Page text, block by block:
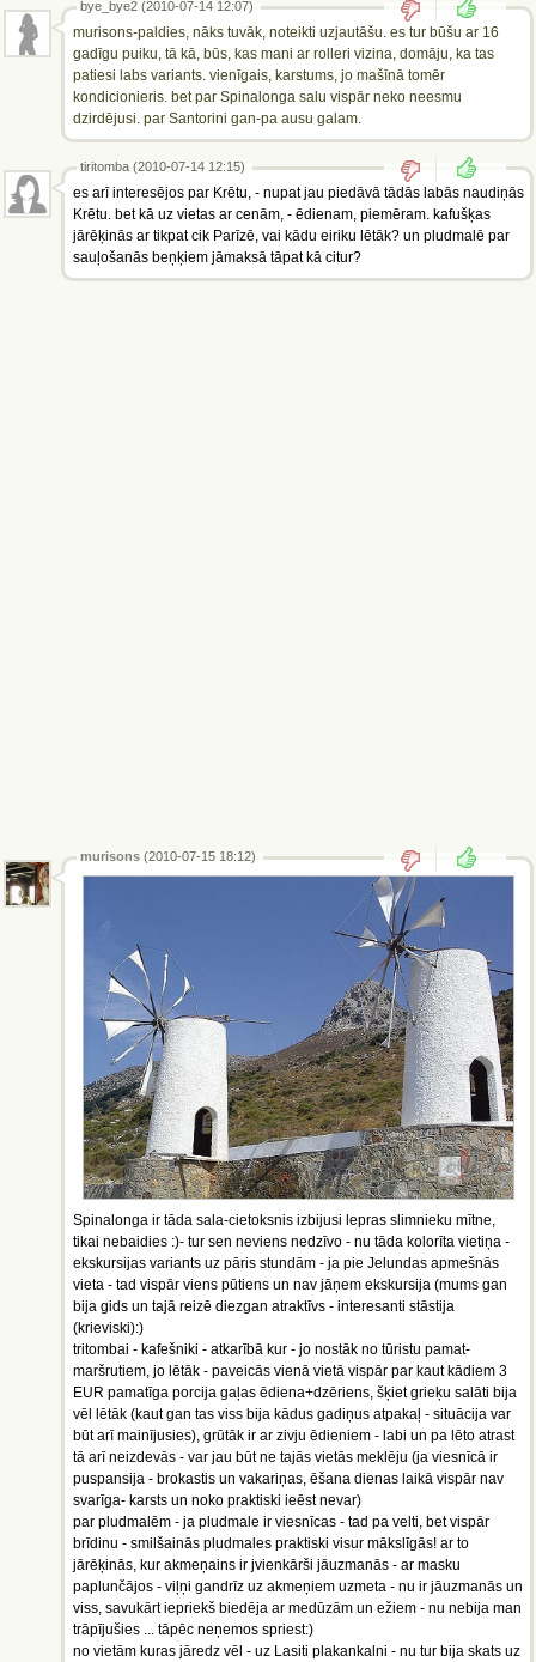
bye_bye2 (2010-07-14 12:07)
murisons-paldies, nāks tuvāk, noteikti uzjautāšu. es tur būšu ar 16
gadīgu puiku, tā kā, būs, kas mani ar rolleri vizina, domāju, ka tas
patiesi labs variants. vienīgais, karstums, jo mašīnā tomēr
kondicionieris. bet par Spinalonga salu vispār neko neesmu
dzirdējusi. par Santorini gan-pa ausu galam.
tiritomba (2010-07-14 12:15)
es arī interesējos par Krētu, - nupat jau piedāvā tādās labās naudiņās
Krētu. bet kā uz vietas ar cenām, - ēdienam, piemēram. kafušķas
jārēķinās ar tikpat cik Parīzē, vai kādu eiriku lētāk? un pludmalē par
sauļošanās beņķiem jāmaksā tāpat kā citur?
murisons (2010-07-15 18:12)
Spinalonga ir tāda sala-cietoksnis izbijusi lepras slimnieku mītne,
tikai nebaidies :)- tur sen neviens nedzīvo - nu tāda kolorīta vietiņa -
ekskursijas variants uz pāris stundām - ja pie Jelundas apmešnās
vieta - tad vispār viens pūtiens un nav jāņem ekskursija (mums gan
bija gids un tajā reizē diezgan atraktīvs - interesanti stāstija
(krieviski):)
tritombai - kafešniki - atkarībā kur - jo nostāk no tūristu pamat-
maršrutiem, jo lētāk - paveicās vienā vietā vispār par kaut kādiem 3
EUR pamatīga porcija gaļas ēdiena+dzēriens, šķiet grieķu salāti bija
vēl lētāk (kaut gan tas viss bija kādus gadiņus atpakaļ - situācija var
būt arī mainījusies), grūtāk ir ar zivju ēdieniem - labi un pa lēto atrast
tā arī neizdevās - var jau būt ne tajās vietās meklēju (ja viesnīcā ir
puspansija - brokastis un vakariņas, ēšana dienas laikā vispār nav
svarīga- karsts un noko praktiski ieēst nevar)
par pludmalēm - ja pludmale ir viesnīcas - tad pa velti, bet vispār
brīdinu - smilšainās pludmales praktiski visur mākslīgās! ar to
jārēķinās, kur akmeņains ir jvienkārši jāuzmanās - ar masku
paplunčājos - viļņi gandrīz uz akmeņiem uzmeta - nu ir jāuzmanās un
viss, savukārt iepriekš biedēja ar medūzām un ežiem - nu nebija man
trāpījušies ... tāpēc neņemos spriest:)
no vietām kuras jāredz vēl - uz Lasiti plakankalni - nu tur bija skats uz